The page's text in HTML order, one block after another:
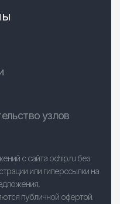
узлов
с сайта ochip.ru без
или гиперссылки на
публичной офертой.